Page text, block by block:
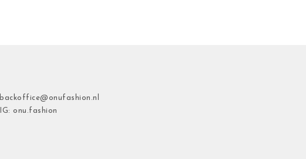
backoffice@onufashion.nl
IG: onu.fashion